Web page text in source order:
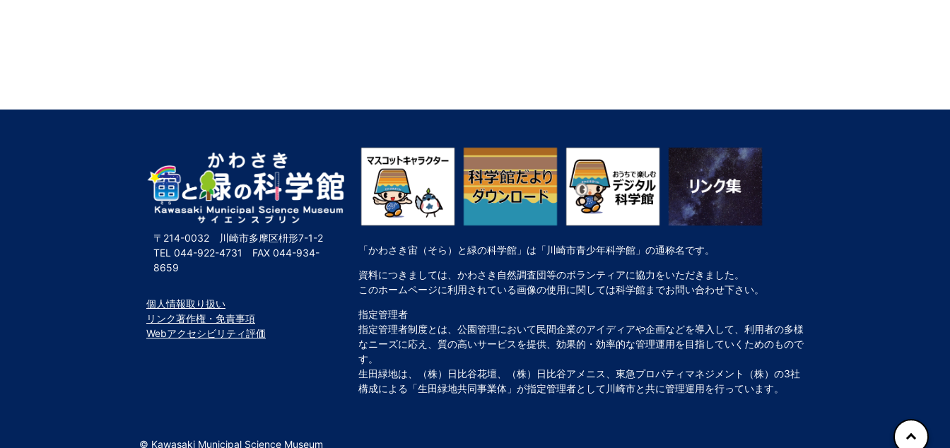
〒214-0032 川崎市多摩区枡形7-1-2
TEL 044-922-4731 FAX 044-934-
8659
個人情報取り扱い
リンク著作権・免責事項
Webアクセシビリティ評価
「かわさき宙（そら）と緑の科学館」は「川崎市青少年科学館」の通称名です。
資料につきましては、かわさき自然調査団等のボランティアに協力をいただきました。
このホームページに利用されている画像の使用に関しては科学館までお問い合わせ下さい。
指定管理者
指定管理者制度とは、公園管理において民間企業のアイディアや企画などを導入して、利用者の多様
なニーズに応え、質の高いサービスを提供、効果的・効率的な管理運用を目指していくためのもので
す。
生田緑地は、（株）日比谷花壇、（株）日比谷アメニス、東急プロパティマネジメント（株）の3社
構成による「生田緑地共同事業体」が指定管理者として川崎市と共に管理運用を行っています。
© Kawasaki Municipal Science Museum